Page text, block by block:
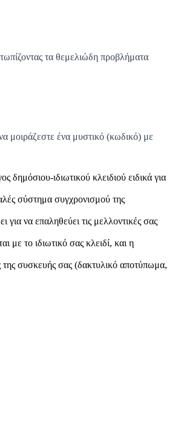
τα θεμελιώδη προβλήματα
μοιράζεστε ένα μυστικό (κωδικό) με
δημόσιου-ιδιωτικού κλειδιού ειδικά για
σύστημα συγχρονισμού της
για να επαληθεύει τις μελλοντικές σας
το ιδιωτικό σας κλειδί, και η
της συσκευής σας (δακτυλικό αποτύπωμα,